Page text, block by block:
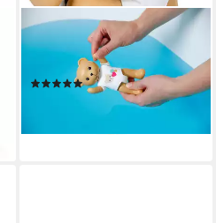
BABY BORN
Badespielzeug Splish Splash
Teddy, 15 cm
(5)
lieferbar - in 4-5 Werktagen bei dir